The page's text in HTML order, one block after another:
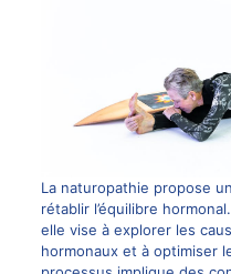
La naturopathie propose
rétablir l’équilibre
elle vise à explorer les
hormonaux et à optimiser